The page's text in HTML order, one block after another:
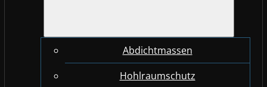
Abdichtmassen
Hohlraumschutz